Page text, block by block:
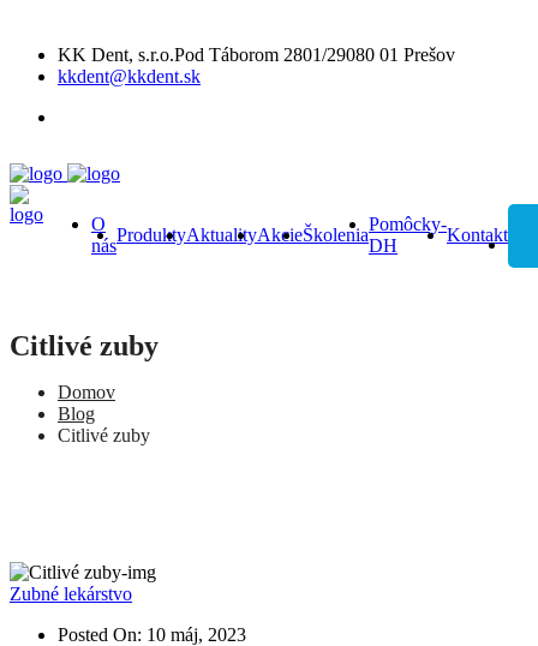
KK Dent, s.r.o.Pod Táborom 2801/29080 01 Prešov
kkdent@kkdent.sk
O
nás
ProduktyAktualityAkcieŠkolenia
Pomôcky-
DH
Kontakt
Citlivé zuby
Domov
Blog
Citlivé zuby
Zubné lekárstvo
Posted On: 10 máj, 2023